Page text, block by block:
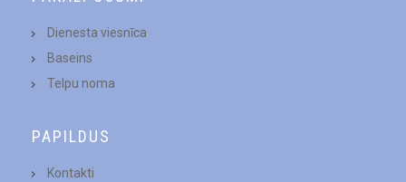
Dienesta viesnīca
Baseins
Telpu noma
PAPILDUS
Kontakti